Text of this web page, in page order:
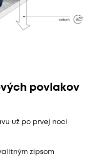
povlakov
už po prvej noci
zipsom